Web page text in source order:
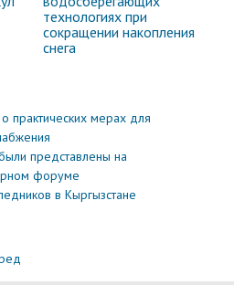
технологиях при
сокращении накопления
снега
практических мерах для
представлены на
форуме
в Кыргызстане